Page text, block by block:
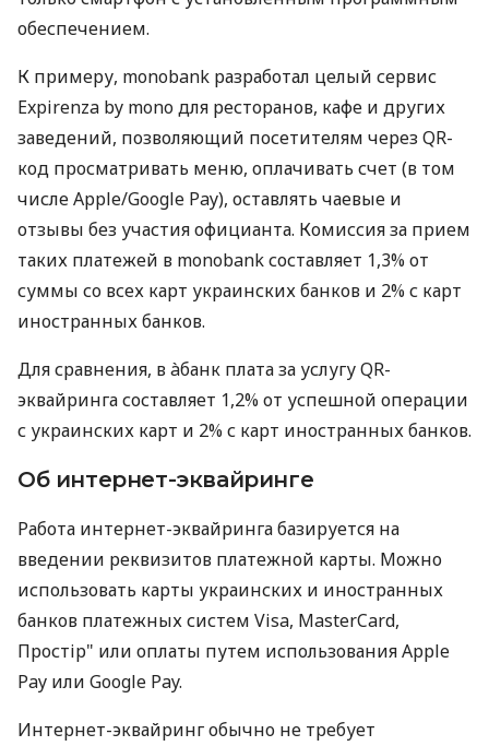
обеспечением.
К примеру, monobank разработал целый сервис
Expirenza by mono для ресторанов, кафе и других
заведений, позволяющий посетителям через QR-
код просматривать меню, оплачивать счет (в том
числе Apple/Google Pay), оставлять чаевые и
отзывы без участия официанта. Комиссия за прием
таких платежей в monobank составляет 1,3% от
суммы со всех карт украинских банков и 2% с карт
иностранных банков.
Для сравнения, в àбанк плата за услугу QR-
эквайринга составляет 1,2% от успешной операции
с украинских карт и 2% с карт иностранных банков.
Об интернет-эквайринге
Работа интернет-эквайринга базируется на
введении реквизитов платежной карты. Можно
использовать карты украинских и иностранных
банков платежных систем Visa, MasterCard,
Простір" или оплаты путем использования Apple
Pay или Google Pay.
Интернет-эквайринг обычно не требует